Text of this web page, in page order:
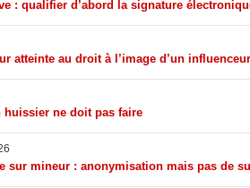
: qualifier d’abord la signature
atteinte au droit à l’image d’un influenceur
huissier ne doit pas faire
sur mineur : anonymisation mais pas de